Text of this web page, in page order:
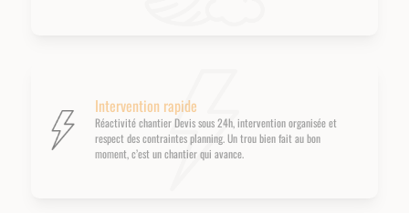
Intervention rapide
Réactivité chantier Devis sous 24h, intervention organisée et
respect des contraintes planning. Un trou bien fait au bon
moment, c’est un chantier qui avance.